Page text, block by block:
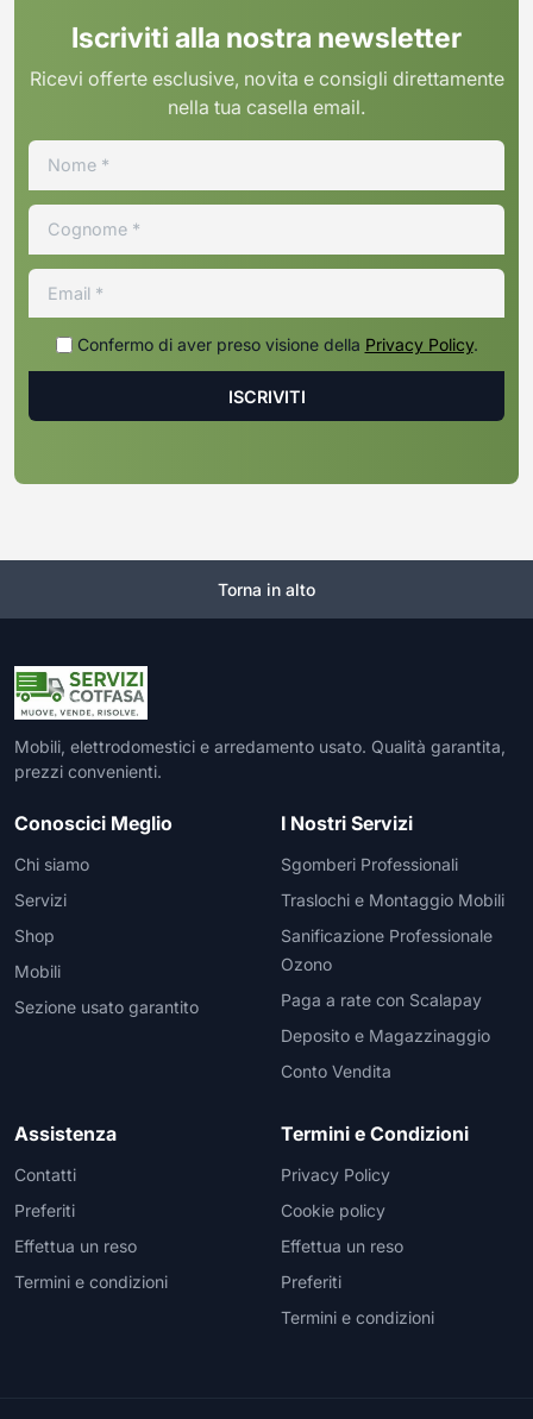
Iscriviti alla nostra newsletter
Ricevi offerte esclusive, novita e consigli direttamente
nella tua casella email.
Confermo di aver preso visione della Privacy Policy.
Torna in alto
Mobili, elettrodomestici e arredamento usato. Qualità garantita,
prezzi convenienti.
Conoscici Meglio
Chi siamo
Servizi
Shop
Mobili
Sezione usato garantito
I Nostri Servizi
Sgomberi Professionali
Traslochi e Montaggio Mobili
Sanificazione Professionale
Ozono
Paga a rate con Scalapay
Deposito e Magazzinaggio
Conto Vendita
Assistenza
Contatti
Preferiti
Effettua un reso
Termini e condizioni
Termini e Condizioni
Privacy Policy
Cookie policy
Effettua un reso
Preferiti
Termini e condizioni